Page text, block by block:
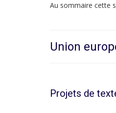
Au sommaire cette
Union
Projets de